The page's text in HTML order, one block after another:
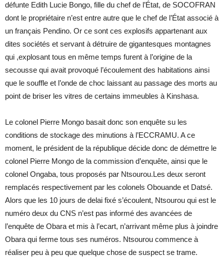
défunte Edith Lucie Bongo, fille du chef de l’État, de SOCOFRAN
dont le propriétaire n’est entre autre que le chef de l’État associé à
un français Pendino. Or ce sont ces explosifs appartenant aux
dites sociétés et servant à détruire de gigantesques montagnes
qui ,explosant tous en même temps furent à l’origine de la
secousse qui avait provoqué l’écoulement des habitations ainsi
que le souffle et l’onde de choc laissant au passage des morts au
point de briser les vitres de certains immeubles à Kinshasa.
Le colonel Pierre Mongo basait donc son enquête su les
conditions de stockage des minutions à l’ECCRAMU. A ce
moment, le président de la république décide donc de démettre le
colonel Pierre Mongo de la commission d’enquête, ainsi que le
colonel Ongaba, tous proposés par Ntsourou.Les deux seront
remplacés respectivement par les colonels Obouande et Datsé.
Alors que les 10 jours de delai fixé s’écoulent, Ntsourou qui est le
numéro deux du CNS n’est pas informé des avancées de
l’enquête de Obara et mis à l’ecart, n’arrivant même plus à joindre
Obara qui ferme tous ses numéros. Ntsourou commence à
réaliser peu à peu que quelque chose de suspect se trame.